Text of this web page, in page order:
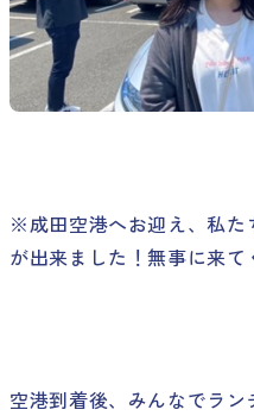
※成田空港へお迎え、私た
が出来ました！無事に来て
空港到着後、みんなでラン